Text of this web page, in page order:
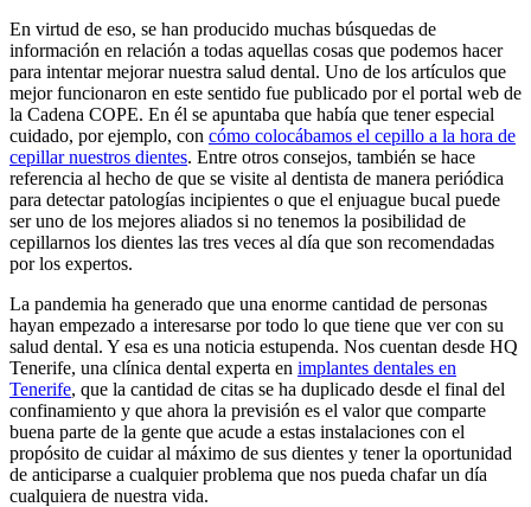
En virtud de eso, se han producido muchas búsquedas de
información en relación a todas aquellas cosas que podemos hacer
para intentar mejorar nuestra salud dental. Uno de los artículos que
mejor funcionaron en este sentido fue publicado por el portal web de
la Cadena COPE. En él se apuntaba que había que tener especial
cuidado, por ejemplo, con cómo colocábamos el cepillo a la hora de
cepillar nuestros dientes. Entre otros consejos, también se hace
referencia al hecho de que se visite al dentista de manera periódica
para detectar patologías incipientes o que el enjuague bucal puede
ser uno de los mejores aliados si no tenemos la posibilidad de
cepillarnos los dientes las tres veces al día que son recomendadas
por los expertos.
La pandemia ha generado que una enorme cantidad de personas
hayan empezado a interesarse por todo lo que tiene que ver con su
salud dental. Y esa es una noticia estupenda. Nos cuentan desde HQ
Tenerife, una clínica dental experta en implantes dentales en
Tenerife, que la cantidad de citas se ha duplicado desde el final del
confinamiento y que ahora la previsión es el valor que comparte
buena parte de la gente que acude a estas instalaciones con el
propósito de cuidar al máximo de sus dientes y tener la oportunidad
de anticiparse a cualquier problema que nos pueda chafar un día
cualquiera de nuestra vida.